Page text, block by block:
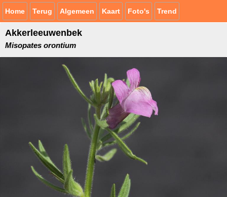
Home Terug Algemeen Kaart Foto's Trend
Akkerleeuwenbek
Misopates orontium